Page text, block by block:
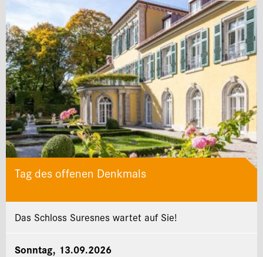
Tag des offenen Denkmals
Das Schloss Suresnes wartet auf Sie!
Sonntag, 13.09.2026